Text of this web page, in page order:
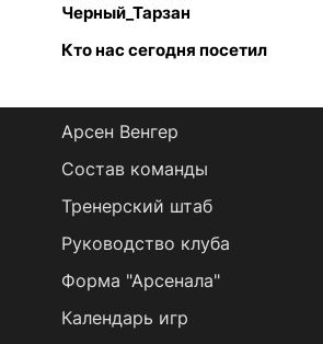
Черный_Тарзан
Кто нас сегодня посетил
Арсен Венгер
Состав команды
Тренерский штаб
Руководство клуба
Форма "Арсенала"
Календарь игр